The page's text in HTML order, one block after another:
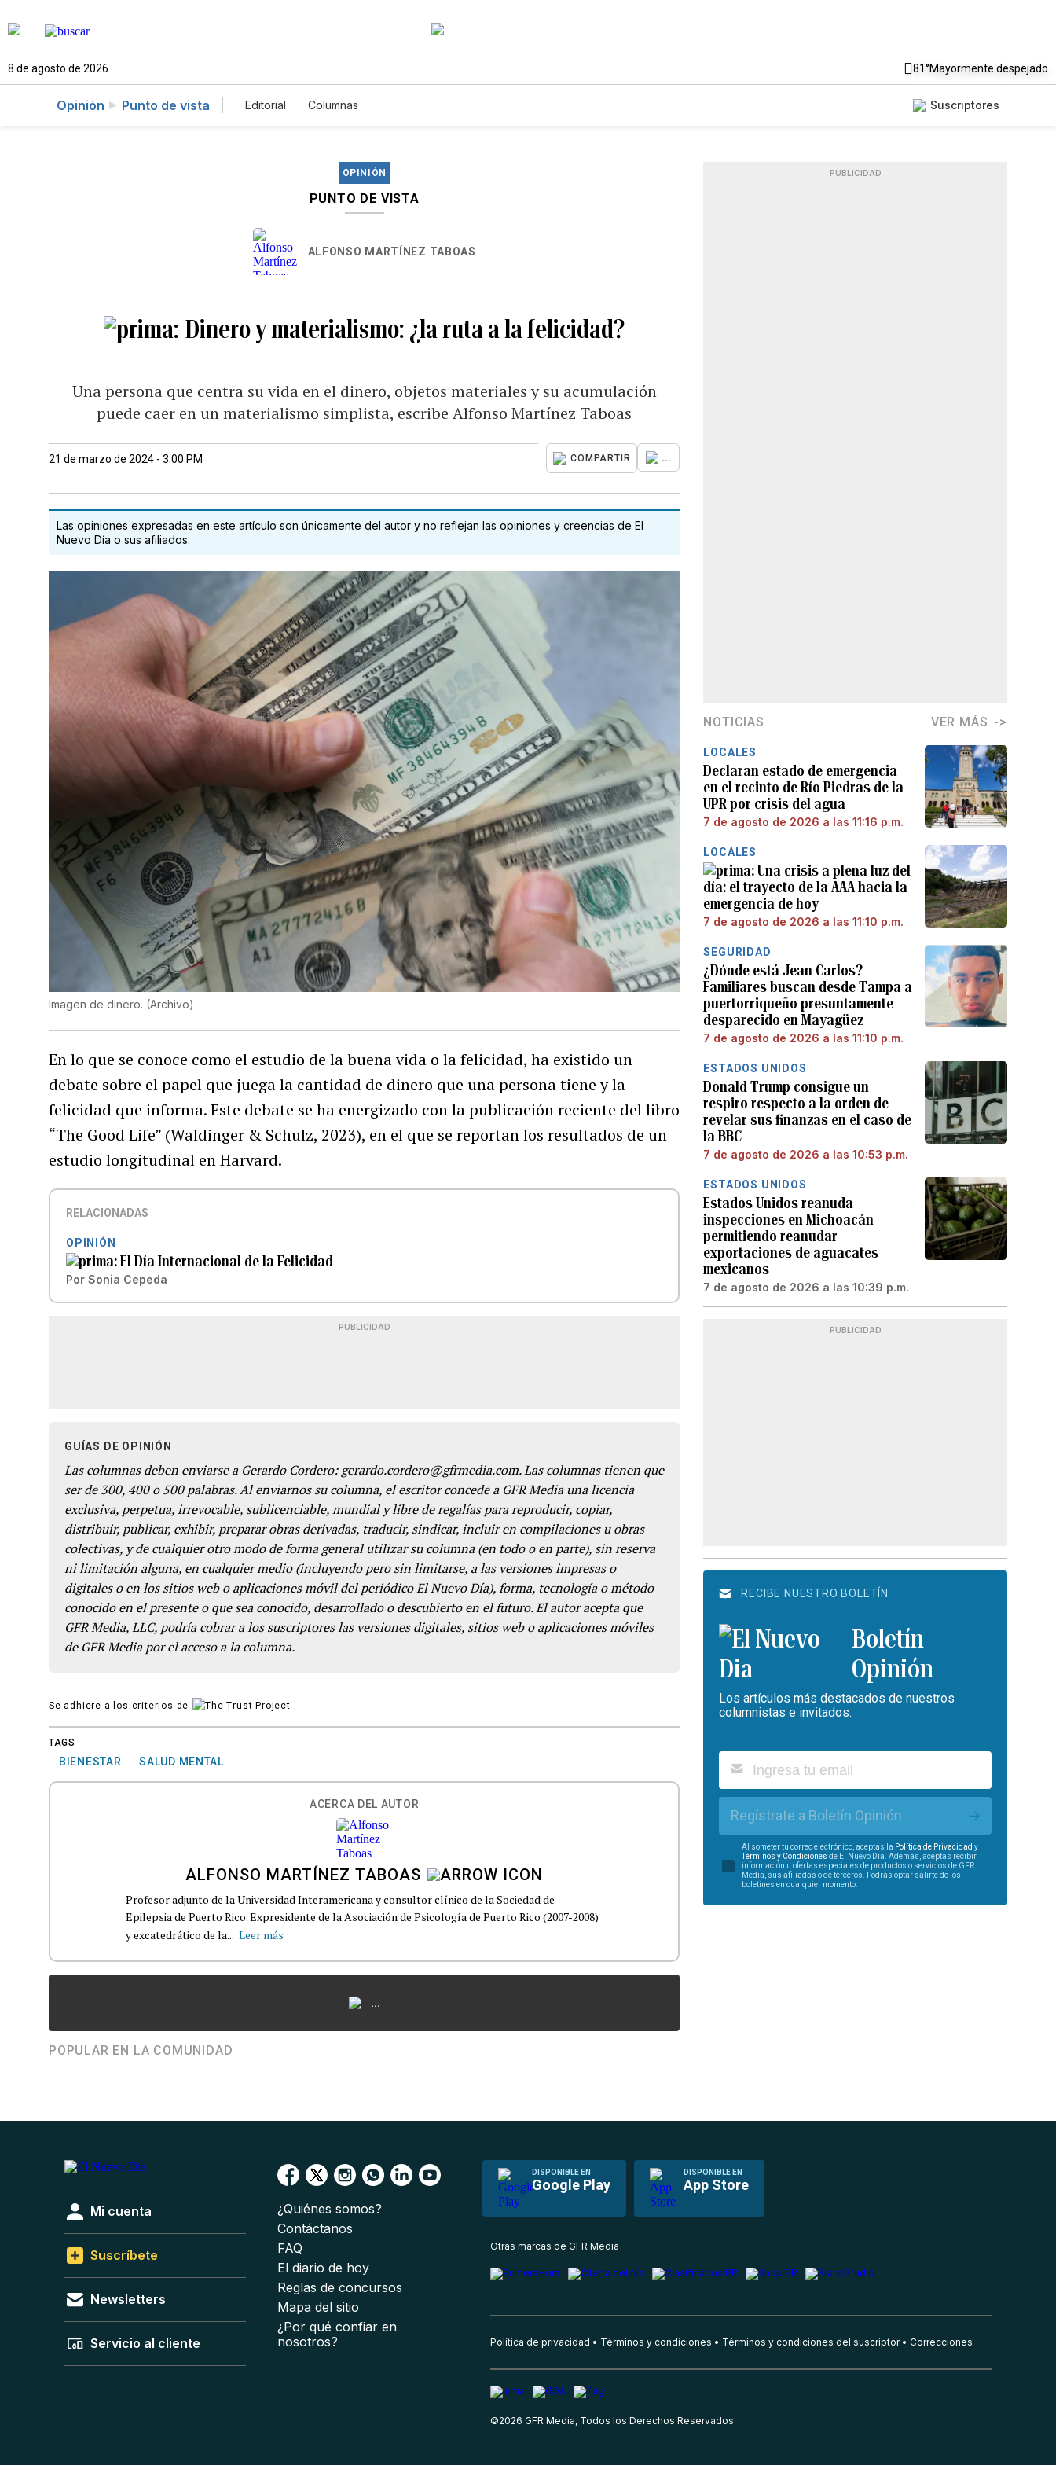
8 de agosto de 2026 81°Mayormente despejado
Opinión Punto de vista Editorial Columnas Suscriptores
OPINIÓN
PUNTO DE VISTA
ALFONSO MARTÍNEZ TABOAS
Dinero y materialismo: ¿la ruta a la felicidad?
Una persona que centra su vida en el dinero, objetos materiales y su acumulación
puede caer en un materialismo simplista, escribe Alfonso Martínez Taboas
21 de marzo de 2024 - 3:00 PM COMPARTIR ...
Las opiniones expresadas en este artículo son únicamente del autor y no reflejan las opiniones y creencias de El
Nuevo Día o sus afiliados.
Imagen de dinero. (Archivo)
En lo que se conoce como el estudio de la buena vida o la felicidad, ha existido un
debate sobre el papel que juega la cantidad de dinero que una persona tiene y la
felicidad que informa. Este debate se ha energizado con la publicación reciente del libro
“The Good Life” (Waldinger & Schulz, 2023), en el que se reportan los resultados de un
estudio longitudinal en Harvard.
RELACIONADAS
OPINIÓN
El Día Internacional de la Felicidad
Por Sonia Cepeda
PUBLICIDAD
GUÍAS DE OPINIÓN
Las columnas deben enviarse a Gerardo Cordero: gerardo.cordero@gfrmedia.com. Las columnas tienen que
ser de 300, 400 o 500 palabras. Al enviarnos su columna, el escritor concede a GFR Media una licencia
exclusiva, perpetua, irrevocable, sublicenciable, mundial y libre de regalías para reproducir, copiar,
distribuir, publicar, exhibir, preparar obras derivadas, traducir, sindicar, incluir en compilaciones u obras
colectivas, y de cualquier otro modo de forma general utilizar su columna (en todo o en parte), sin reserva
ni limitación alguna, en cualquier medio (incluyendo pero sin limitarse, a las versiones impresas o
digitales o en los sitios web o aplicaciones móvil del periódico El Nuevo Día), forma, tecnología o método
conocido en el presente o que sea conocido, desarrollado o descubierto en el futuro. El autor acepta que
GFR Media, LLC, podría cobrar a los suscriptores las versiones digitales, sitios web o aplicaciones móviles
de GFR Media por el acceso a la columna.
Se adhiere a los criterios de
TAGS
BIENESTAR SALUD MENTAL
ACERCA DEL AUTOR
ALFONSO MARTÍNEZ TABOAS
Profesor adjunto de la Universidad Interamericana y consultor clínico de la Sociedad de
Epilepsia de Puerto Rico. Expresidente de la Asociación de Psicología de Puerto Rico (2007-2008)
y excatedrático de la... Leer más
...
POPULAR EN LA COMUNIDAD
PUBLICIDAD
NOTICIAS VER MÁS
LOCALES
Declaran estado de emergencia
en el recinto de Río Piedras de la
UPR por crisis del agua
7 de agosto de 2026 a las 11:16 p.m.
LOCALES
Una crisis a plena luz del
día: el trayecto de la AAA hacia la
emergencia de hoy
7 de agosto de 2026 a las 11:10 p.m.
SEGURIDAD
¿Dónde está Jean Carlos?
Familiares buscan desde Tampa a
puertorriqueño presuntamente
desparecido en Mayagüez
7 de agosto de 2026 a las 11:10 p.m.
ESTADOS UNIDOS
Donald Trump consigue un
respiro respecto a la orden de
revelar sus finanzas en el caso de
la BBC
7 de agosto de 2026 a las 10:53 p.m.
ESTADOS UNIDOS
Estados Unidos reanuda
inspecciones en Michoacán
permitiendo reanudar
exportaciones de aguacates
mexicanos
7 de agosto de 2026 a las 10:39 p.m.
PUBLICIDAD
RECIBE NUESTRO BOLETÍN
Boletín
Opinión
Los artículos más destacados de nuestros
columnistas e invitados.
Regístrate a Boletín Opinión
Al someter tu correo electrónico, aceptas la Política de Privacidad y
Términos y Condiciones de El Nuevo Día. Además, aceptas recibir
información u ofertas especiales de productos o servicios de GFR
Media, sus afiliadas o de terceros. Podrás optar salirte de los
boletines en cualquier momento.
DISPONIBLE EN
Google Play
DISPONIBLE EN
App Store
Mi cuenta
Suscríbete
Newsletters
Servicio al cliente
¿Quiénes somos?
Contáctanos
FAQ
El diario de hoy
Reglas de concursos
Mapa del sitio
¿Por qué confiar en
nosotros?
Otras marcas de GFR Media
Política de privacidad Términos y condiciones Términos y condiciones del suscriptor Correcciones
©2026 GFR Media, Todos los Derechos Reservados.